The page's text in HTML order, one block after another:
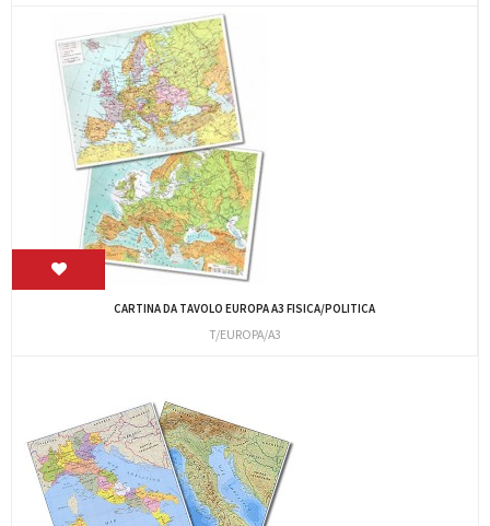
CARTINA DA TAVOLO EUROPA A3 FISICA/POLITICA
T/EUROPA/A3